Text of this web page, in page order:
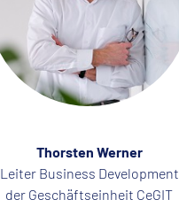
Thorsten Werner
Leiter Business Development
der Geschäftseinheit CeGIT